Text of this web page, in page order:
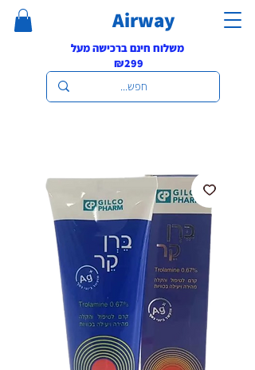
Airway
משלוח חינם ברכישה מעל
₪299